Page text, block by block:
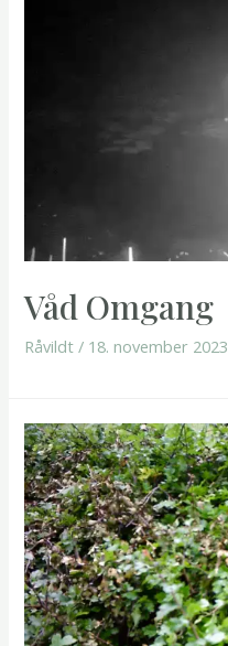
Våd Omgang
Råvildt / 18. november 2023